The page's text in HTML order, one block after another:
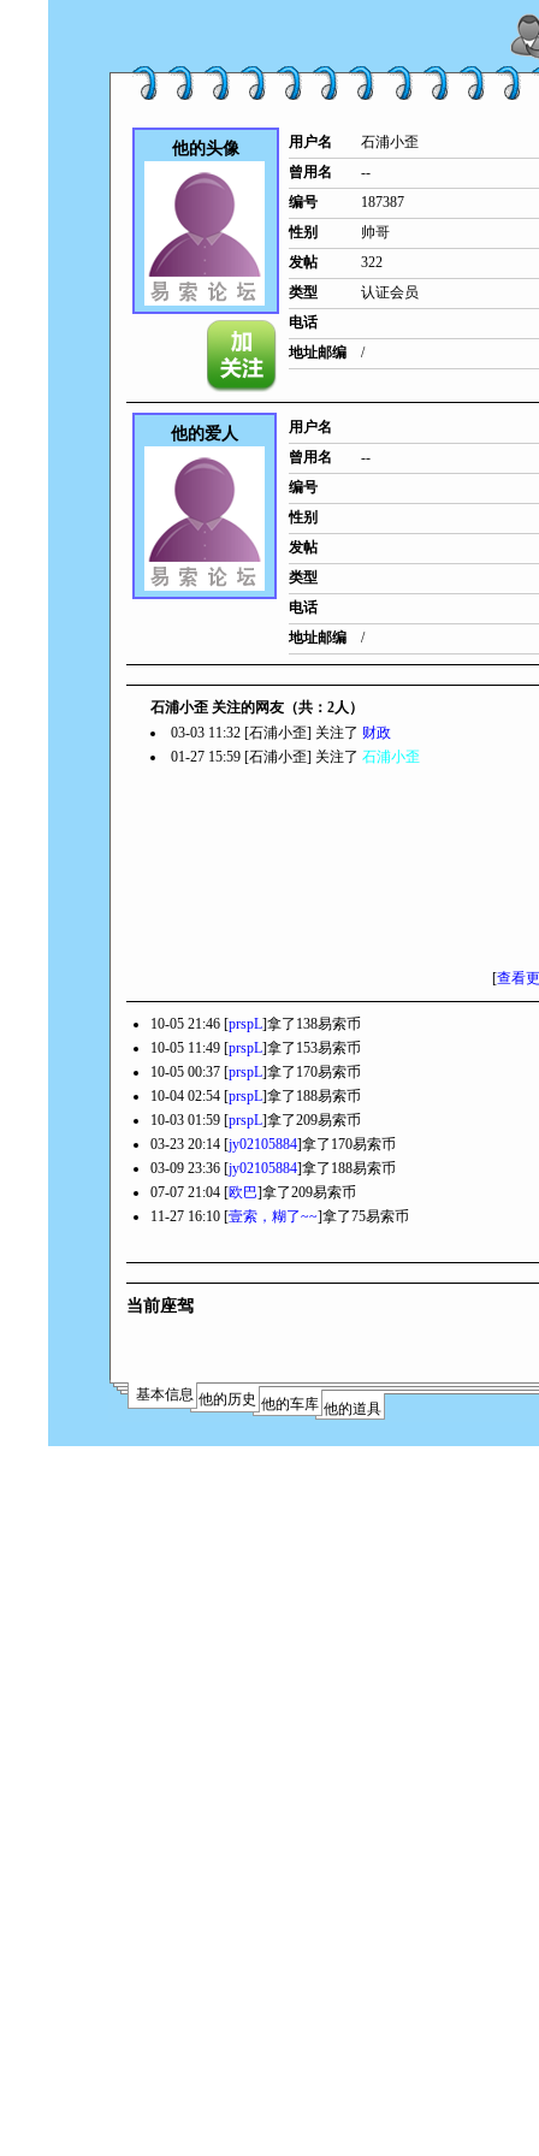
他的头像 用户名
石浦小歪
曾用名
--
编号
187387
性别
帅哥
发帖
322
类型
认证会员
电话
地址邮编
/
他的爱人
用户名
曾用名
--
编号
性别
发帖
类型
电话
地址邮编
/
石浦小歪 关注的网友（共：2人）
03-03 11:32 [石浦小歪] 关注了 财政
01-27 15:59 [石浦小歪] 关注了 石浦小歪
[查看
10-05 21:46 [prspL]拿了138易索币
10-05 11:49 [prspL]拿了153易索币
10-05 00:37 [prspL]拿了170易索币
10-04 02:54 [prspL]拿了188易索币
10-03 01:59 [prspL]拿了209易索币
03-23 20:14 [jy02105884]拿了170易索币
03-09 23:36 [jy02105884]拿了188易索币
07-07 21:04 [欧巴]拿了209易索币
11-27 16:10 [壹索，糊了~~]拿了75易索币
当前座驾
基本信息 他的历史 他的车库 他的道具